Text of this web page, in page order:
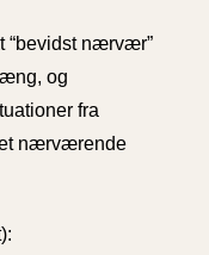
“bevidst nærvær”
og
fra
et nærværende